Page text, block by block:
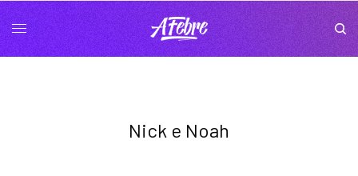
Nick e Noah